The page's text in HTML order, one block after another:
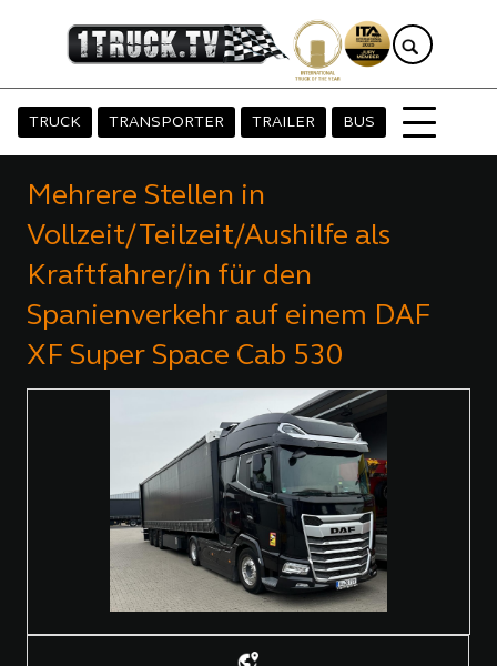
TRUCK TRANSPORTER TRAILER BUS
Mehrere Stellen in
Vollzeit/Teilzeit/Aushilfe als
Kraftfahrer/in für den
Spanienverkehr auf einem DAF
XF Super Space Cab 530